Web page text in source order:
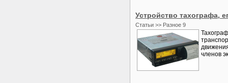
Устройство тахографа,
Статьи >> Разное 9
членов